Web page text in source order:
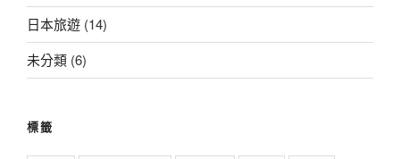
日本旅遊 (14)
未分類 (6)
標籤